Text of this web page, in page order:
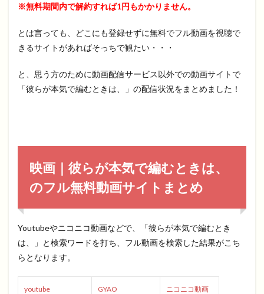
※無料期間内で解約すれば1円もかかりません。
とは言っても、どこにも登録せずに無料でフル動画を視聴で
きるサイトがあればそっちで観たい・・・
と、思う方のために動画配信サービス以外での動画サイトで
「彼らが本気で編むときは、」の配信状況をまとめました！
映画｜彼らが本気で編むときは、
のフル無料動画サイトまとめ
Youtubeやニコニコ動画などで、「彼らが本気で編むとき
は、」と検索ワードを打ち、フル動画を検索した結果がこち
らとなります。
youtube GYAO ニコニコ動画